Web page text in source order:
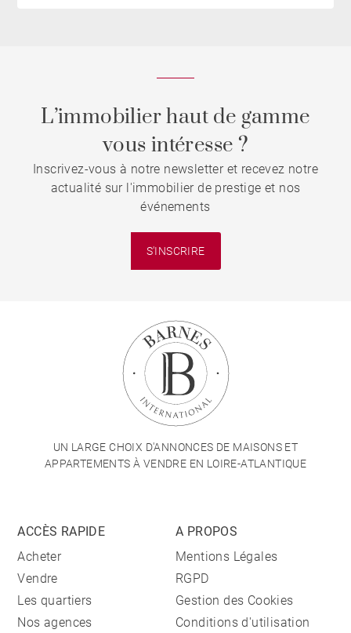
L’immobilier haut de gamme
vous intéresse ?
Inscrivez-vous à notre newsletter et recevez notre
actualité sur l'immobilier de prestige et nos
événements
S'INSCRIRE
UN LARGE CHOIX D'ANNONCES DE MAISONS ET
APPARTEMENTS À VENDRE EN LOIRE-ATLANTIQUE
ACCÈS RAPIDE
Acheter
Vendre
Les quartiers
Nos agences
A PROPOS
Mentions Légales
RGPD
Gestion des Cookies
Conditions d'utilisation